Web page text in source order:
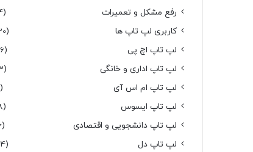
رفع مشکل و تعمیرات
(4)
کاربری لپ تاپ ها
(20)
لپ تاپ اچ پی
(16)
لپ تاپ اداری و خانگی
(3)
لپ تاپ ام اس آی
(1)
لپ تاپ ایسوس
(8)
لپ تاپ دانشجویی و اقتصادی
(6)
لپ تاپ دل
(14)